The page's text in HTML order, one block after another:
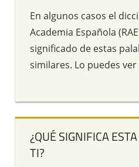
En algunos casos el
Academia Española
significado de estas
similares. Lo puedes
¿QUÉ SIGNIFICA
TI?